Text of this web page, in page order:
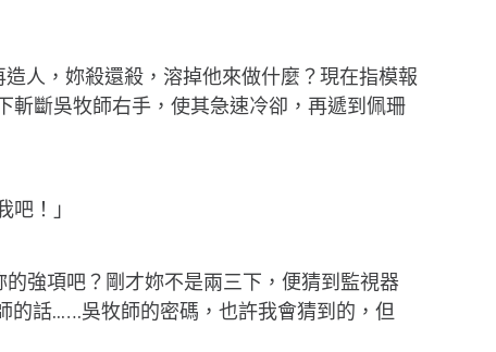
人，妳殺還殺，溶掉他來做什麼？現在指模報
斷吳牧師右手，使其急速冷卻，再遞到佩珊
！」
強項吧？剛才妳不是兩三下，便猜到監視器
的話..….吳牧師的密碼，也許我會猜到的，但